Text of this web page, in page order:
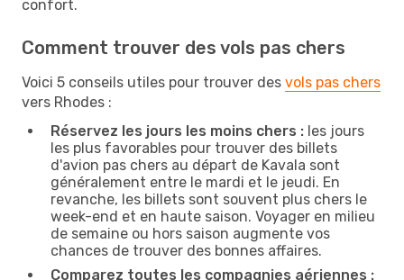
confort.
Comment trouver des vols pas chers
Voici 5 conseils utiles pour trouver des vols pas chers
vers Rhodes :
Réservez les jours les moins chers : les jours
les plus favorables pour trouver des billets
d'avion pas chers au départ de Kavala sont
généralement entre le mardi et le jeudi. En
revanche, les billets sont souvent plus chers le
week-end et en haute saison. Voyager en milieu
de semaine ou hors saison augmente vos
chances de trouver des bonnes affaires.
Comparez toutes les compagnies aériennes :